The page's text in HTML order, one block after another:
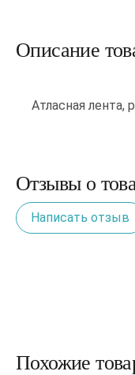
Описание
Атласная лента,
Отзывы о
Написать отзыв
Похожие